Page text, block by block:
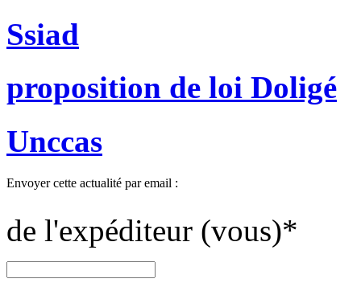
Ssiad
proposition de loi Doligé
Unccas
Envoyer cette actualité par email :
de l'expéditeur (vous)*